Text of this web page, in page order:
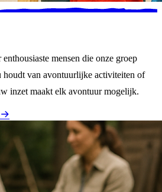
mensen die onze groep
van avontuurlijke activiteiten of
inzet maakt elk avontuur mogelijk.